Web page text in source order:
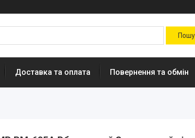
Доставка та оплата Повернення та обмін